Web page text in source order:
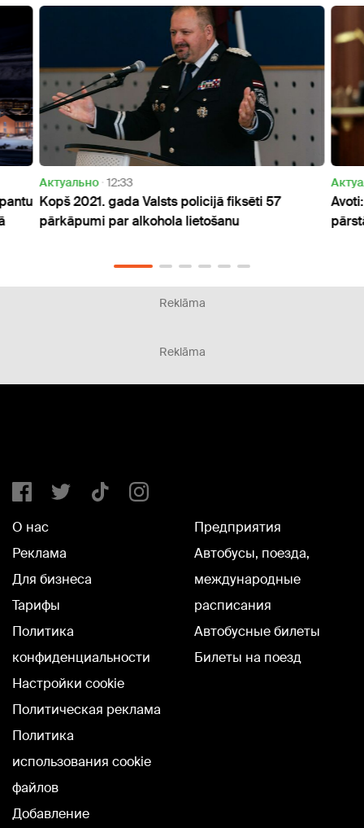
Актуально 12:33
Kopš 2021. gada Valsts policijā fiksēti 57
pārkāpumi par alkohola lietošanu
Reklāma
Reklāma
О нас
Реклама
Для бизнеса
Тарифы
Политика
конфиденциальности
Настройки cookie
Политическая реклама
Политика
использования cookie
файлов
Добавление
Предприятия
Автобусы, поезда,
международные
расписания
Автобусные билеты
Билеты на поезд